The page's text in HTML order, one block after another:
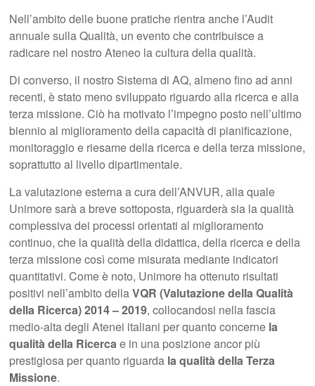
Nell’ambito delle buone pratiche rientra anche l’Audit
annuale sulla Qualità, un evento che contribuisce a
radicare nel nostro Ateneo la cultura della qualità.
Di converso, il nostro Sistema di AQ, almeno fino ad anni
recenti, è stato meno sviluppato riguardo alla ricerca e alla
terza missione. Ciò ha motivato l’impegno posto nell’ultimo
biennio al miglioramento della capacità di pianificazione,
monitoraggio e riesame della ricerca e della terza missione,
soprattutto al livello dipartimentale.
La valutazione esterna a cura dell’ANVUR, alla quale
Unimore sarà a breve sottoposta, riguarderà sia la qualità
complessiva dei processi orientati al miglioramento
continuo, che la qualità della didattica, della ricerca e della
terza missione così come misurata mediante indicatori
quantitativi. Come è noto, Unimore ha ottenuto risultati
positivi nell’ambito dellaVQR (Valutazione della Qualità
della Ricerca) 2014 – 2019, collocandosi nella fascia
medio-alta degli Atenei italiani per quanto concerne la
qualità della Ricercae in una posizione ancor più
prestigiosa per quanto riguarda la qualità della Terza
Missione.